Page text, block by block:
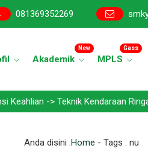
081369352269
Akademik
New
MPLS
Gass
-> Teknik Kendaraan
Anda disini :Home - Tags : nu